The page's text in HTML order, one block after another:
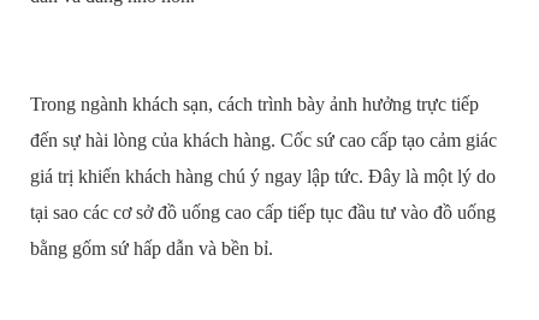
Trong ngành khách sạn, cách trình bày ảnh hưởng trực tiếp
đến sự hài lòng của khách hàng. Cốc sứ cao cấp tạo cảm giác
giá trị khiến khách hàng chú ý ngay lập tức. Đây là một lý do
tại sao các cơ sở đồ uống cao cấp tiếp tục đầu tư vào đồ uống
bằng gốm sứ hấp dẫn và bền bỉ.